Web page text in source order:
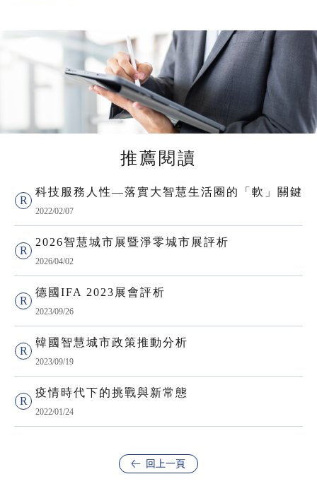
推薦閱讀
科技服務人性—落實大智慧生活圈的「軟」關鍵
2022/02/07
2026智慧城市展暨淨零城市展評析
2026/04/02
德國IFA 2023展會評析
2023/09/26
韓國智慧城市政策推動分析
2023/09/19
疫情時代下的挑戰與新常態
2022/01/24
回上一頁